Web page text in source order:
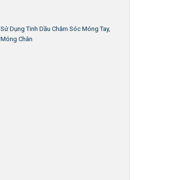
Sử Dụng Tinh Dầu Chăm Sóc Móng Tay,
Móng Chân